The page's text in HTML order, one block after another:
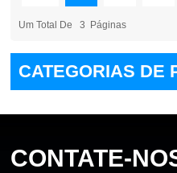
Um Total De 3 Páginas
CATEGORIAS DE
CONTATE-